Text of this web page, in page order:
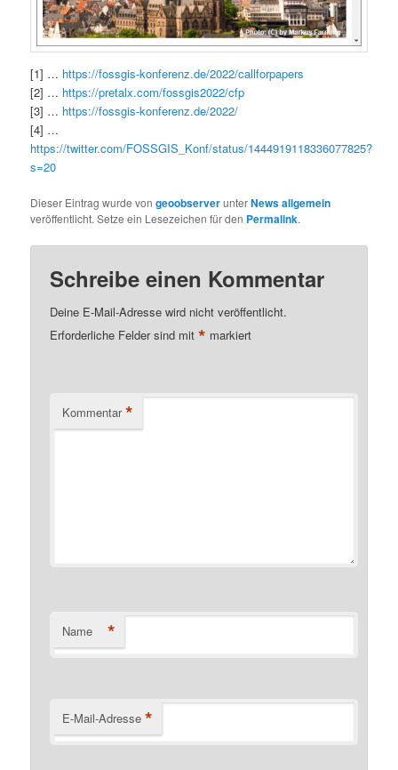
[1] … https://fossgis-konferenz.de/2022/callforpapers
[2] … https://pretalx.com/fossgis2022/cfp
[3] … https://fossgis-konferenz.de/2022/
[4] …
https://twitter.com/FOSSGIS_Konf/status/1444919118336077825?
s=20
Dieser Eintrag wurde vongeoobserverunterNews allgemein
veröffentlicht. Setze ein Lesezeichen für den Permalink.
Schreibe einen Kommentar
Deine E-Mail-Adresse wird nicht veröffentlicht.
Erforderliche Felder sind mit* markiert
Kommentar *
Name *
E-Mail-Adresse *